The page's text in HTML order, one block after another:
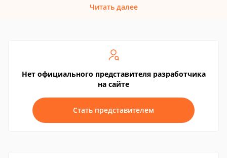
Читать далее
Нет официального представителя разработчика
на сайте
Стать представителем